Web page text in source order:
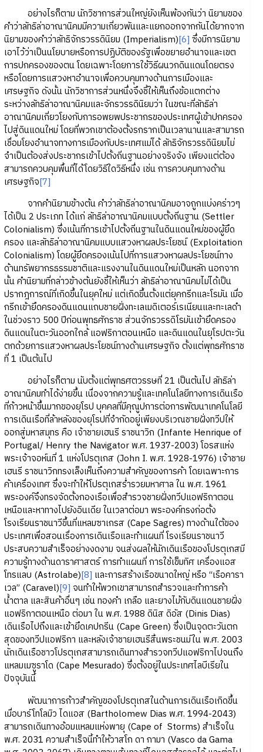
อย่างไรก็ตาม นักวิชาการส่วนใหญ่ยังเห็นพ้องกันว่า นิยามของ
คำว่าลัทธิล่าอาณานิคมมีความเกี่ยวพันและแยกออกจากกันได้ยากจาก
นิยามของคำว่าลัทธิจักรวรรดินิยม (Imperialism)[6] ซึ่งมีการนิยาม
เอาไว้ว่าเป็นนโยบายหรือการปฏิบัติของรัฐเพื่อขยายอำนาจและเขต
การปกครองของตน โดยเฉพาะโดยการใช้วิธีผนวกดินแดนโดยตรง
หรือโดยการแสวงหาอำนาจเพื่อควบคุมทางด้านการเมืองและ
เศรษฐกิจ ดังนั้น นักวิชาการส่วนหนึ่งจึงชี้ให้เห็นถึงข้อแตกต่าง
ระหว่างลัทธิล่าอาณานิคมและจักรวรรดินิยมว่า ในขณะที่ลัทธิล่า
อาณานิคมเกี่ยวโยงกับการอพยพประชากรของประเทศผู้เข้าปกครอง
ไปสู่ดินแดนใหม่ โดยที่พวกเขาต้องตั้งรกรากเป็นเวลานานและสามารถ
เชื่อมโยงอำนาจทางการเมืองกับประเทศแม่ได้ ลัทธิจักรวรรดินิยมไม่
จำเป็นต้องส่งประชากรเข้าไปตั้งถิ่นฐานอย่างจริงจัง เพียงแต่ต้อง
สามารถควบคุมพื้นที่ได้โดยวิธีใดวิธีหนึ่ง เช่น การควบคุมทางด้าน
เศรษฐกิจ[7]
จากคำนิยามข้างต้น คำว่าลัทธิล่าอาณานิคมอาจถูกแบ่งคร่าวๆ
ได้เป็น 2 ประเภท ได้แก่ ลัทธิล่าอาณานิคมแบบตั้งถิ่นฐาน (Settler
Colonialism) ซึ่งเน้นที่การเข้าไปตั้งถิ่นฐานในดินแดนใหม่ของผู้ยึด
ครอง และลัทธิล่าอาณานิคมแบบแสวงหาผลประโยชน์ (Exploitation
Colonialism) โดยผู้ยึดครองเน้นไปที่การแสวงหาผลประโยชน์ทาง
ด้านทรัพยากรธรรมชาติและแรงงานในดินแดนใหม่เป็นหลัก นอกจาก
นั้น คำนิยามที่กล่าวข้างต้นยังชี้ให้เห็นว่า ลัทธิล่าอาณานิคมไม่ได้เป็น
ปรากฎการณ์ที่เกิดขึ้นในยุคใหม่ แต่เกิดขึ้นตั้งแต่ยุคกรีกและโรมัน เมื่อ
กรีกเข้ายึดครองดินแดนแถบชายฝั่งทะเลเมดิเตอร์เรเนียนและทะเลดำ
ในช่วงราว 500 ปีก่อนพุทธศักราช ส่วนจักรวรรดิโรมันเข้ายึดครอง
ดินแดนในตะวันออกใกล้ แอฟริกาตอนเหนือ และดินแดนในยุโรปตะวัน
ตกด้วยการแสวงหาผลประโยชน์ทางด้านเศรษฐกิจ ตั้งแต่พุทธศักราช
ที่ 1 เป็นต้นไป
อย่างไรก็ตาม นับตั้งแต่พุทธศตวรรษที่ 21 เป็นต้นไป ลัทธิล่า
อาณานิคมทำได้ง่ายขึ้น เนื่องจากความรู้และเทคโนโลยีทางการเดินเรือ
ที่ก้าวหน้าขึ้นมากของยุโรป บุคคลที่มีคุณูปการต่อการพัฒนาเทคโนโลยี
การเดินเรือที่ล้าหลังของยุโรปที่จำกัดอยู่เพียงบริเวณชายฝั่งทวีปให้
ออกสู่มหาสมุทร คือ เจ้าชายเฮนรี ราชนาวิก (Infante Henrique of
Portugal/ Henry the Navigator พ.ศ. 1937-2003) โอรสแห่ง
พระเจ้าจอห์นที่ 1 แห่งโปรตุเกส (John I. พ.ศ. 1928-1976) เจ้าชาย
เฮนรี ราชนาวิกทรงเล็งเห็นถึงความสำคัญของการค้า โดยเฉพาะการ
ค้าเครื่องเทศ ซึ่งจะทำให้โปรตุเกสร่ำรวยมหาศาล ใน พ.ศ. 1961
พระองค์จึงทรงจัดตั้งกองเรือเพื่อสำรวจชายฝั่งทวีปแอฟริกาตอน
เหนือและหาทางไปยังอินเดีย ในเวลาต่อมา พระองค์ทรงก่อตั้ง
โรงเรียนราชนาวีขึ้นที่แหลมซาเกรส (Cape Sagres) ทางด้านใต้ของ
ประเทศเพื่อสอนเรื่องการเดินเรือและทำแผนที่ โรงเรียนราชนาวี
ประสบความสำเร็จอย่างงดงาม จนส่งผลให้นักเดินเรือของโปรตุเกสมี
ความรู้ทางด้านดาราศาสตร์ การทำแผนที่ การใช้เข็มทิศ เครื่องแอส
โทรแลบ (Astrolabe)[8] และการสร้างเรือขนาดใหญ่ หรือ “เรือคารา
เวล” (Caravel)[9] จนทำให้พวกเขาสามารถสำรวจและทำการค้า
น้ำตาล และสินค้าอื่นๆ เช่น ทองคำ เกลือ และยางไม้กับดินแดนชายฝั่ง
แอฟริกาตอนเหนือ ต่อมา ใน พ.ศ. 1988 ดินิส ดิอัส (Dinis Dias)
เดินเรือไปถึงและเข้ายึดเคปกรีน (Cape Green) ซึ่งเป็นจุดตะวันตก
สุดของทวีปแอฟริกา และหลังเจ้าชายเฮนรีสิ้นพระชนม์ใน พ.ศ. 2003
นักเดินเรือชาวโปรตุเกสสามารถเดินทางสำรวจทวีปแอฟริกาไปจนถึง
แหลมเมซูราโด (Cape Mesurado) ซึ่งตั้งอยู่ในประเทศไลบีเรียใน
ปัจจุบันนี้
พัฒนาการก้าวสำคัญของโปรตุเกสในด้านการเดินเรือเกิดขึ้น
เมื่อบาร์โทโลมิว ไดแอส (Bartholomew Dias พ.ศ. 1994-2043)
สามารถเดินทางอ้อมแหลมแห่งพายุ (Cape of Storms) สำเร็จใน
พ.ศ. 2031 ความสำเร็จนี้ทำให้วาสโก ดา กามา (Vasco da Gama